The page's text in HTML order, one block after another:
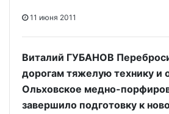
11 июня 2011
Виталий ГУБАНОВ
дорогам тяжелую технику и
Ольховское медно-
завершило подготовку к